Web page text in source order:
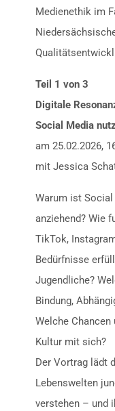
Medienethik im
Teil 1 von 3
Digitale
Social Media
am 25.02.2026,
mit Jessica
Warum ist
anziehend? Wie
TikTok,
Bedürfnisse
Jugendliche?
Bindung,
Welche
Kultur mit sich?
Der Vortrag lädt
Lebenswelten
verstehen – und